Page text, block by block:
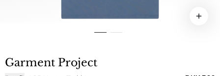
Garment Project